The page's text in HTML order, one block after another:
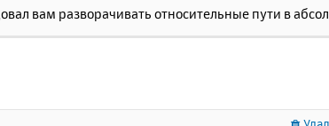
вам разворачивать относительные пути в